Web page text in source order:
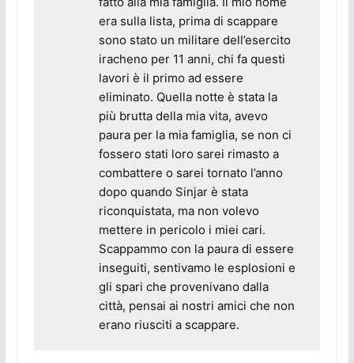
era sulla lista, prima di scappare
sono stato un militare dell’esercito
iracheno per 11 anni, chi fa questi
lavori è il primo ad essere
eliminato. Quella notte è stata la
più brutta della mia vita, avevo
paura per la mia famiglia, se non ci
fossero stati loro sarei rimasto a
combattere o sarei tornato l’anno
dopo quando Sinjar è stata
riconquistata, ma non volevo
mettere in pericolo i miei cari.
Scappammo con la paura di essere
inseguiti, sentivamo le esplosioni e
gli spari che provenivano dalla
città, pensai ai nostri amici che non
erano riusciti a scappare.